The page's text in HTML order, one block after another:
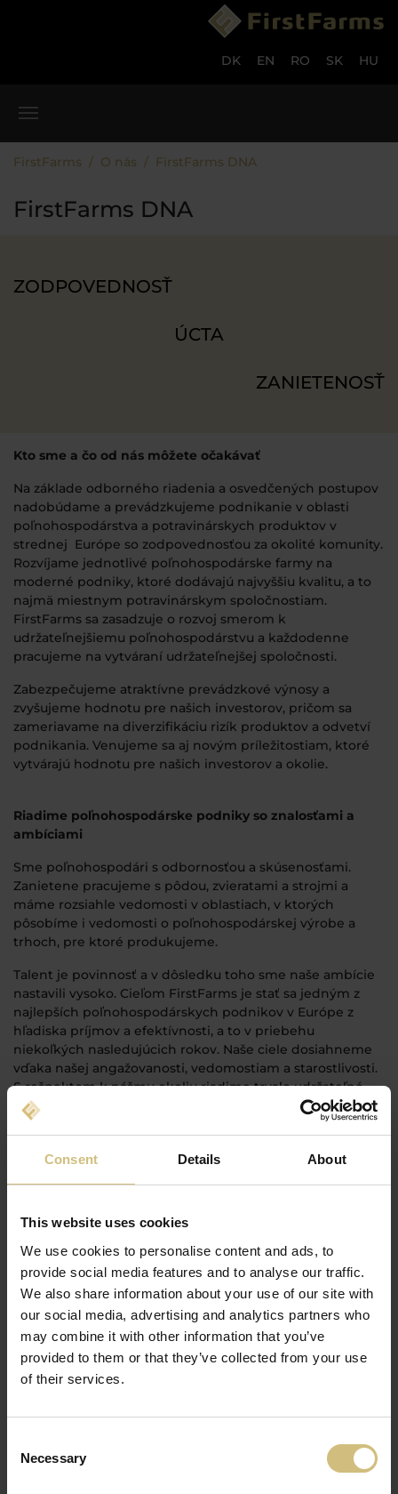
Consent Details About
This website uses cookies
We use cookies to personalise content and ads, to
provide social media features and to analyse our traffic.
We also share information about your use of our site with
our social media, advertising and analytics partners who
may combine it with other information that you’ve
provided to them or that they’ve collected from your use
of their services.
Selection
Necessary
DK EN RO SK HU
FirstFarms O nás FirstFarms DNA
FirstFarms DNA
ZODPOVEDNOSŤ
ÚCTA
ZANIETENOSŤ
Kto sme a čo od nás môžete očakávať
Na základe odborného riadenia a osvedčených postupov
nadobúdame a prevádzkujeme podnikanie v oblasti
poľnohospodárstva a potravinárskych produktov v
strednej Európe so zodpovednosťou za okolité komunity.
Rozvíjame jednotlivé poľnohospodárske farmy na
moderné podniky, ktoré dodávajú najvyššiu kvalitu, a to
najmä miestnym potravinárskym spoločnostiam.
FirstFarms sa zasadzuje o rozvoj smerom k
udržateľnejšiemu poľnohospodárstvu a každodenne
pracujeme na vytváraní udržateľnejšej spoločnosti.
Zabezpečujeme atraktívne prevádzkové výnosy a
zvyšujeme hodnotu pre našich investorov, pričom sa
zameriavame na diverzifikáciu rizík produktov a odvetví
podnikania. Venujeme sa aj novým príležitostiam, ktoré
vytvárajú hodnotu pre našich investorov a okolie.
Riadime poľnohospodárske podniky so znalosťami a
ambíciami
Sme poľnohospodári s odbornosťou a skúsenosťami.
Zanietene pracujeme s pôdou, zvieratami a strojmi a
máme rozsiahle vedomosti v oblastiach, v ktorých
pôsobíme i vedomosti o poľnohospodárskej výrobe a
trhoch, pre ktoré produkujeme.
Talent je povinnosť a v dôsledku toho sme naše ambície
nastavili vysoko. Cieľom FirstFarms je stať sa jedným z
najlepších poľnohospodárskych podnikov v Európe z
hľadiska príjmov a efektívnosti, a to v priebehu
niekoľkých nasledujúcich rokov. Naše ciele dosiahneme
vďaka našej angažovanosti, vedomostiam a starostlivosti.
S rešpektom k nášmu okoliu riadime trvalo udržateľné
poľnohospodárstvo.
Riadime poľnohospodárske podniky s úctou k zvieratám
Všetci naši zamestnanci sú vyškolení na zabezpečenie
dobrých životných podmienok pre naše zvieratá. O naše
zvieratá sa staráme dobre - každý deň.
Je pre nás dôležité, že naše polia a rastliny na nich
pôsobia dobrým, uhladeným a celistvým dojmom a naše
stroje vyzerajú skvele. Keď vidíme naše polia, sme
naplnení pýchou. Vynakladáme úsilie - každý deň.
Pracujeme v skvelých pracovných podmienkach. Mnohí z
nás sme kolegovia už mnoho rokov a aj v budúcnosti